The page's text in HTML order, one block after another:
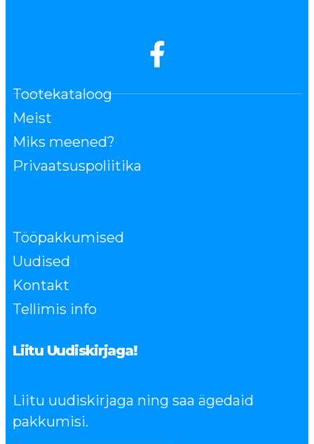
Tootekataloog
Meist
Miks meened?
Privaatsuspoliitika
Tööpakkumised
Uudised
Kontakt
Tellimis info
Liitu Uudiskirjaga!
Liitu uudiskirjaga ning saa ägedaid
pakkumisi.